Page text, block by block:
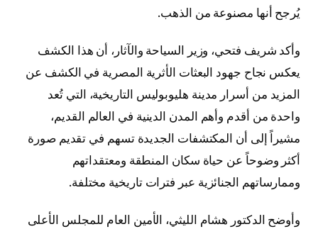
يُرجح أنها مصنوعة من الذهب.
وأكد شريف فتحي، وزير السياحة والآثار، أن هذا الكشف
يعكس نجاح جهود البعثات الأثرية المصرية في الكشف عن
المزيد من أسرار مدينة هليوبوليس التاريخية، التي تُعد
واحدة من أقدم وأهم المدن الدينية في العالم القديم،
مشيراً إلى أن المكتشفات الجديدة تسهم في تقديم صورة
أكثر وضوحاً عن حياة سكان المنطقة ومعتقداتهم
وممارساتهم الجنائزية عبر فترات تاريخية مختلفة.
وأوضح الدكتور هشام الليثي، الأمين العام للمجلس الأعلى